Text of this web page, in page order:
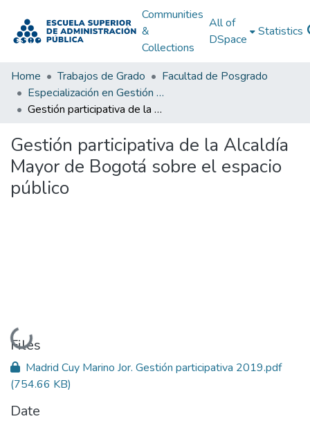
Communities
&
Collections
All of
DSpace
Statistics
Home Trabajos de Grado
Facultad de Posgrado
Especialización en Gestión Pública
Gestión participativa de la Alcaldía Mayor de Bogotá sobre el espacio público
Gestión participativa de la Alcaldía
Mayor de Bogotá sobre el espacio
público
Loading...
Files
Madrid Cuy Marino Jor. Gestión participativa 2019.pdf
(754.66 KB)
Date